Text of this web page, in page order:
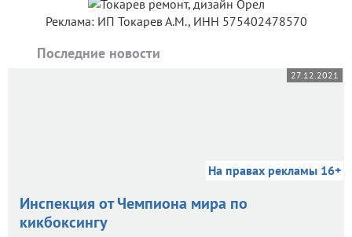
Реклама: ИП Токарев А.М., ИНН 575402478570
Последние новости
27.12.2021
На правах рекламы 16+
Инспекция от Чемпиона мира по
кикбоксингу